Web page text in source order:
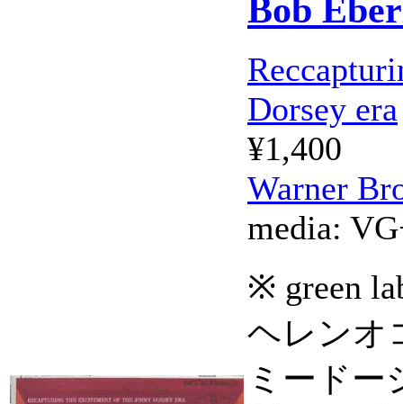
Bob
Dorsey era
¥1,400
Warner
media:
※ green
ヘレンオ
ミードー